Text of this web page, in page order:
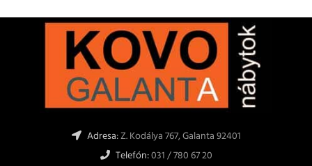
Adresa:Z. Kodálya 767, Galanta 92401
Telefón:031 / 780 67 20